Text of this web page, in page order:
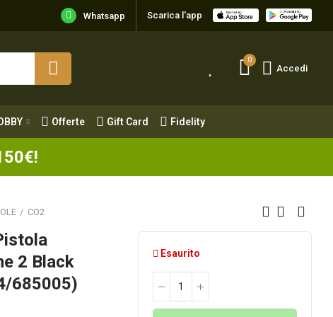
Whatsapp Scarica l'app
0
Accedi
Offerte Gift Card Fidelity
Offerte Gift Card Fidelity
CO2
2 Black
685005)
Esaurito